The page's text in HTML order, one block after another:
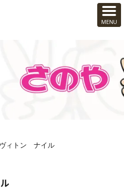
ィトン ナイル